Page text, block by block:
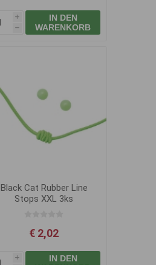
i
h
IN DEN
WARENKORB
Black Cat Rubber Line
Stops XXL 3ks
€ 2,02
i
IN DEN